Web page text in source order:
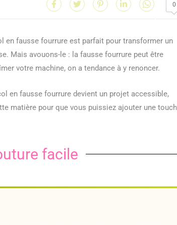
0
en fausse fourrure est parfait pour transformer un
Mais avouons-le : la fausse fourrure peut être
votre machine, on a tendance à y renoncer.
en fausse fourrure devient un projet accessible,
matière pour que vous puissiez ajouter une
facile